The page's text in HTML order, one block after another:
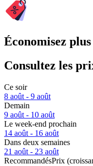
Économisez
Consultez les
Ce soir
8 août - 9 août
Demain
9 août - 10 août
Le week-end prochain
14 août - 16 août
Dans deux semaines
21 août - 23 août
RecommandésPrix